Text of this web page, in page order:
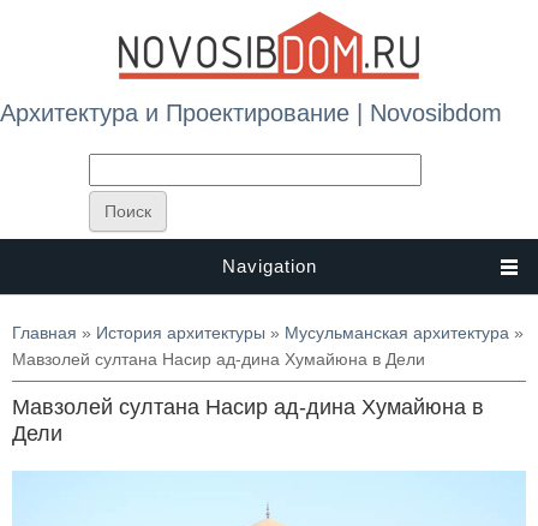
Архитектура и Проектирование | Novosibdom
Navigation
Вы здесь
Главная » История архитектуры » Мусульманская архитектура »
Мавзолей султана Насир ад-дина Хумайюна в Дели
Мавзолей султана Насир ад-дина Хумайюна в
Дели